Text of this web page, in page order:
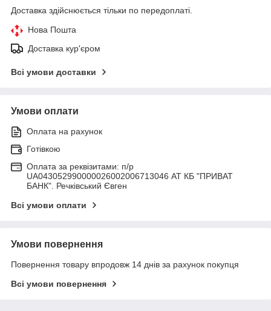
Доставка здійснюється тільки по передоплаті.
Нова Пошта
Доставка кур'єром
Всі умови доставки
Умови оплати
Оплата на рахунок
Готівкою
Оплата за реквізитами: п/р
UA043052990000026002006713046 АТ КБ "ПРИВАТ
БАНК". Речківський Євген
Всі умови оплати
Умови повернення
Повернення товару впродовж 14 днів за рахунок покупця
Всі умови повернення